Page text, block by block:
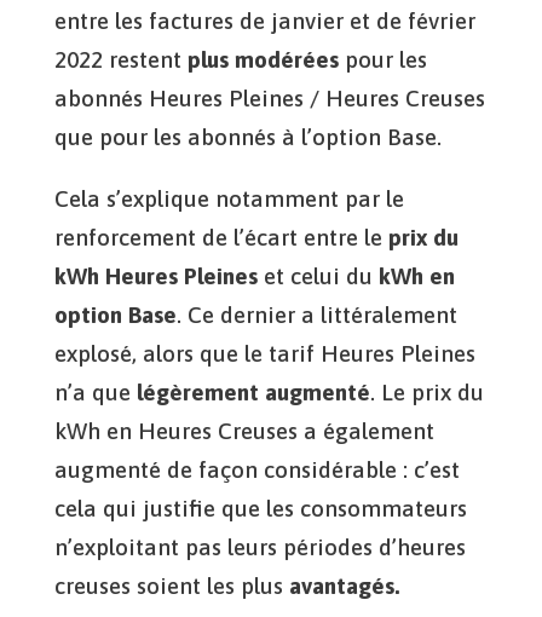
entre les factures de janvier et de février
2022 restent plus modéréespour les
abonnés Heures Pleines / Heures Creuses
que pour les abonnés à l’option Base.
Cela s’explique notamment par le
renforcement de l’écart entre le prix du
kWh Heures Pleineset celui du kWh en
option Base. Ce dernier a littéralement
explosé, alors que le tarif Heures Pleines
n’a que légèrement augmenté. Le prix du
kWh en Heures Creuses a également
augmenté de façon considérable : c’est
cela qui justifie que les consommateurs
n’exploitant pas leurs périodes d’heures
creuses soient les plus avantagés.